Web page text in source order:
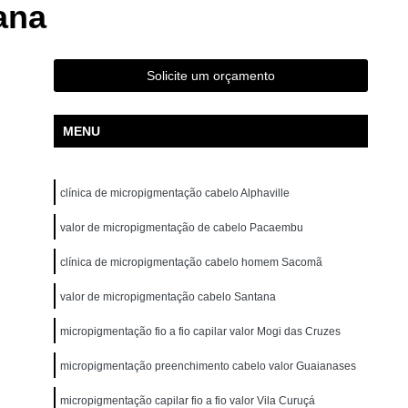
para Iniciantes Rio Grande da Serra
Curso de Pigmentação Capilar Ribeirão Pires
Capilar São Caetano do Sul
Micropigmentação Santo André
Capilar São Bernardo do Campo
Presencial Mauá
Micropigmentação Capilar 3d
Micropigmentação Capilar em 3d
Micropigmentação Capilar Entradas
Micropigmentação Capilar Masculina
Micropigmentação Cabelo Feminino
Solicite um orçamento
MENU
clínica de micropigmentação cabelo Alphaville
valor de micropigmentação de cabelo Pacaembu
clínica de micropigmentação cabelo homem Sacomã
valor de micropigmentação cabelo Santana
micropigmentação fio a fio capilar valor Mogi das Cruzes
micropigmentação preenchimento cabelo valor Guaianases
micropigmentação capilar fio a fio valor Vila Curuçá